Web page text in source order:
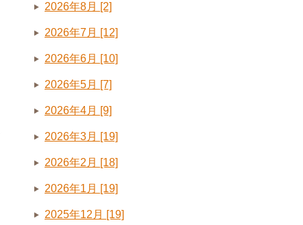
2026年8月 [2]
2026年7月 [12]
2026年6月 [10]
2026年5月 [7]
2026年4月 [9]
2026年3月 [19]
2026年2月 [18]
2026年1月 [19]
2025年12月 [19]